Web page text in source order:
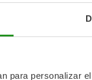
para personalizar
, se
de montanha,